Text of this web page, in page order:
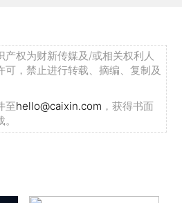
产权为财新传媒及/或相关权利人
可，禁止进行转载、摘编、复制及
至hello@caixin.com ，获得书面